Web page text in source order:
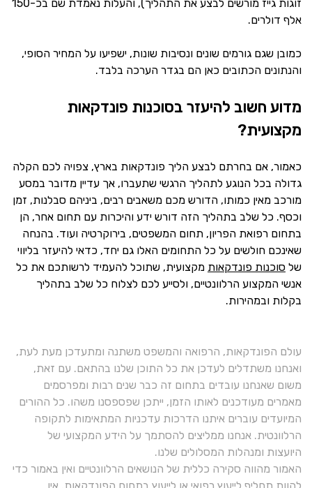
זוגות גייז מורשים לבצע את התהליך), והעלות נאמדת שם בכ-150
אלף דולרים.
כמובן שגם גורמים שונים ונסיבות שונות, ישפיעו על המחיר הסופי,
והנתונים הכתובים כאן הם בגדר הערכה בלבד.
מדוע חשוב להיעזר בסוכנות פונדקאות
מקצועית?
כאמור, אם בחרתם לבצע הליך פונדקאות בארץ, צפויה לכם הקלה
גדולה בכל הנוגע לתהליך הרגשי שתעברו, אך עדיין מדובר במסע
מורכב מאין כמותו, הדורש מכם משאבים רבים, ביניהם סבלנות, זמן
וכסף. כל שלב בתהליך הזה דורש ידע והיכרות עם תחום אחר, הן
בתחום רפואת הפריון, תחום המשפטים, בירוקרטיה ועוד. בהנחה
שאינכם חולשים על כל התחומים האלו גם יחד, כדאי להיעזר בליווי
של סוכנות פונדקאות מקצועית, שתוכל להעמיד לרשותכם את כל
אנשי המקצוע הרלוונטיים, ולסייע לכם לצלוח כל שלב בתהליך
בקלות ובמהירות.
עולם הפונדקאות, הרפואה והמשפט משתנה ומתעדכן מעת לעת,
ואנחנו משתדלים לעדכן את כל התוכן שלנו בהתאם. עם זאת,
משום שאנחנו עובדים בתחום זה כבר שנים רבות ומפרסמים
מאמרים מעודכנים לאותו הזמן, ייתכן שפספסנו משהו. כל ההורים
המיועדים עוברים איתנו הדרכות עדכניות המתאימות לתקופה
הרלוונטית. אנחנו ממליצים להסתמך על הידע המקצועי של
היועצות ומנהלות המסלולים שלנו.
האמור מהווה סקירה כללית של הנושאים הרלוונטיים ואין באמור כדי